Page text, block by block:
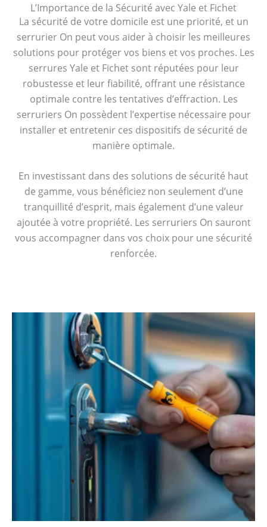
L’Importance de la Sécurité avec Yale et Fichet
La sécurité de votre domicile est une priorité, et un
serrurier On peut vous aider à choisir les meilleures
solutions pour protéger vos biens et vos proches. Les
serrures Yale et Fichet sont réputées pour leur
robustesse et leur fiabilité, offrant une résistance
optimale contre les tentatives d’effraction. Les
serruriers On possèdent l’expertise nécessaire pour
installer et entretenir ces dispositifs de sécurité de
manière optimale.
En investissant dans des solutions de sécurité haut
de gamme, vous bénéficiez non seulement d’une
tranquillité d’esprit, mais également d’une valeur
ajoutée à votre propriété. Les serruriers On sauront
vous accompagner dans vos choix pour une sécurité
renforcée.